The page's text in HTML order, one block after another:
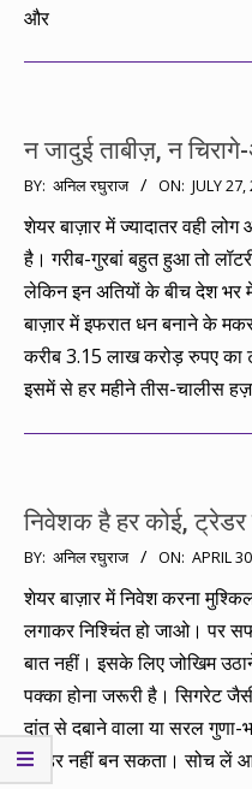
और
न जादुई ताबीज़, न
2013-
07-
27
BY: अनिल रघुराज ON: JULY 27,
शेयर बाज़ार में ज्यादातर वही
है। गरीब-गुरबां बहुत हुआ तो
लेकिन इन अतियों के बीच देश भर
बाज़ार में इफरात धन बनाने के
करीब 3.15 लाख करोड़ रुपए का
इसमें से हर महीने तीस-चालीस
निवेशक है हर कोई, ट्रेडर
2013-
04-
BY: अनिल रघुराज ON: APRIL
शेयर बाज़ार में निवेश करना
लगाकर निश्चिंत हो जाओ। पर
बात नहीं। इसके लिए जोखिम
पक्का होना जरूरी है। सिगरेट
दांत से दबाने वाला या सरल
ट्रेडर नहीं बन सकता। सोच लें